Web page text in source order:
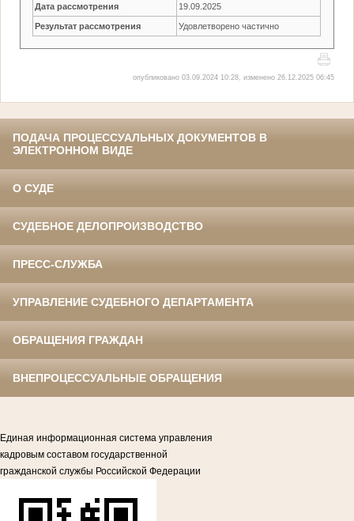
Дата рассмотрения 19.09.2025
Результат рассмотрения Удовлетворено частично
опубликовано 03.09.2024 10:28, изменено 26.12.2025 06:45
ПОДАЧА ПРОЦЕССУАЛЬНЫХ ДОКУМЕНТОВ В
ЭЛЕКТРОННОМ ВИДЕ
О СУДЕ
СУДЕБНОЕ ДЕЛОПРОИЗВОДСТВО
ПРЕСС-СЛУЖБА
УПРАВЛЕНИЕ СУДЕБНОГО ДЕПАРТАМЕНТА
ОБРАЩЕНИЯ ГРАЖДАН
ВНЕПРОЦЕССУАЛЬНЫЕ ОБРАЩЕНИЯ
Единая информационная система управления
кадровым составом государственной
гражданской службы Российской Федерации